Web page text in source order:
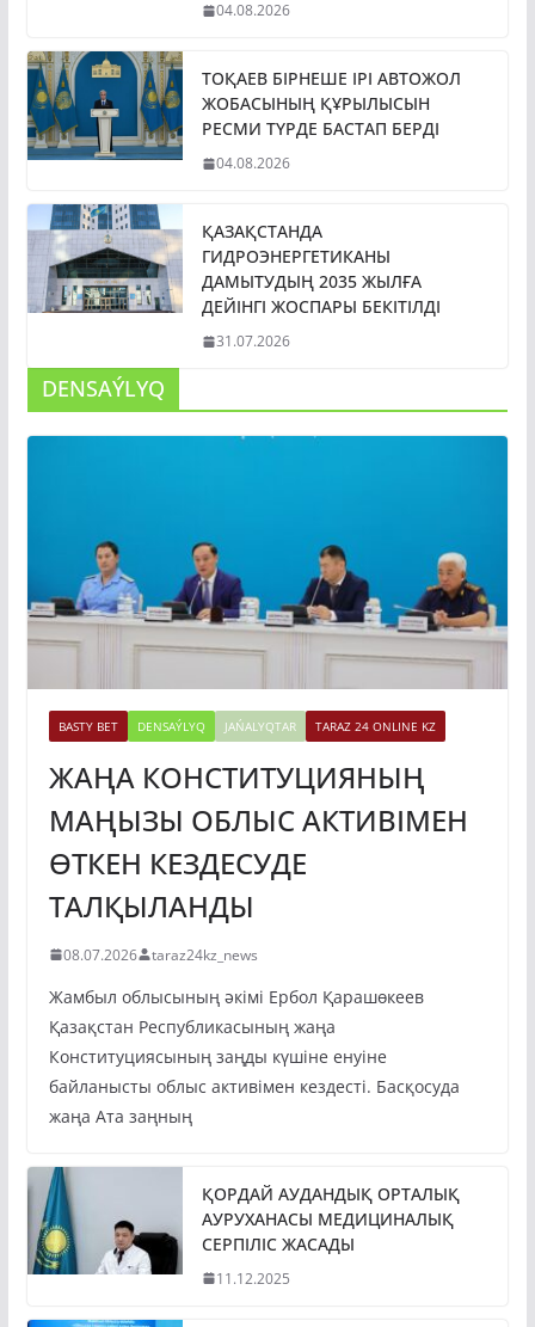
04.08.2026
ТОҚАЕВ БІРНЕШЕ ІРІ АВТОЖОЛ
ЖОБАСЫНЫҢ ҚҰРЫЛЫСЫН
РЕСМИ ТҮРДЕ БАСТАП БЕРДІ
04.08.2026
ҚАЗАҚСТАНДА
ГИДРОЭНЕРГЕТИКАНЫ
ДАМЫТУДЫҢ 2035 ЖЫЛҒА
ДЕЙІНГІ ЖОСПАРЫ БЕКІТІЛДІ
31.07.2026
DENSAÝLYQ
BASTY BET DENSAÝLYQ JAŃALYQTAR TARAZ 24 ONLINE KZ
ЖАҢА КОНСТИТУЦИЯНЫҢ
МАҢЫЗЫ ОБЛЫС АКТИВІМЕН
ӨТКЕН КЕЗДЕСУДЕ
ТАЛҚЫЛАНДЫ
08.07.2026 taraz24kz_news
Жамбыл облысының әкімі Ербол Қарашөкеев
Қазақстан Республикасының жаңа
Конституциясының заңды күшіне енуіне
байланысты облыс активімен кездесті. Басқосуда
жаңа Ата заңның
ҚОРДАЙ АУДАНДЫҚ ОРТАЛЫҚ
АУРУХАНАСЫ МЕДИЦИНАЛЫҚ
СЕРПІЛІС ЖАСАДЫ
11.12.2025